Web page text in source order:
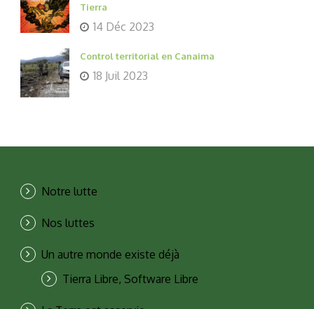
Tierra
14 Déc 2023
Control territorial en Canaima
18 Juil 2023
Notre lutte
Nos luttes
Un autre monde existe déjà
Tierra Libre, Software Libre